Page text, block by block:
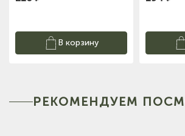
В корзину
РЕКОМЕНДУЕМ